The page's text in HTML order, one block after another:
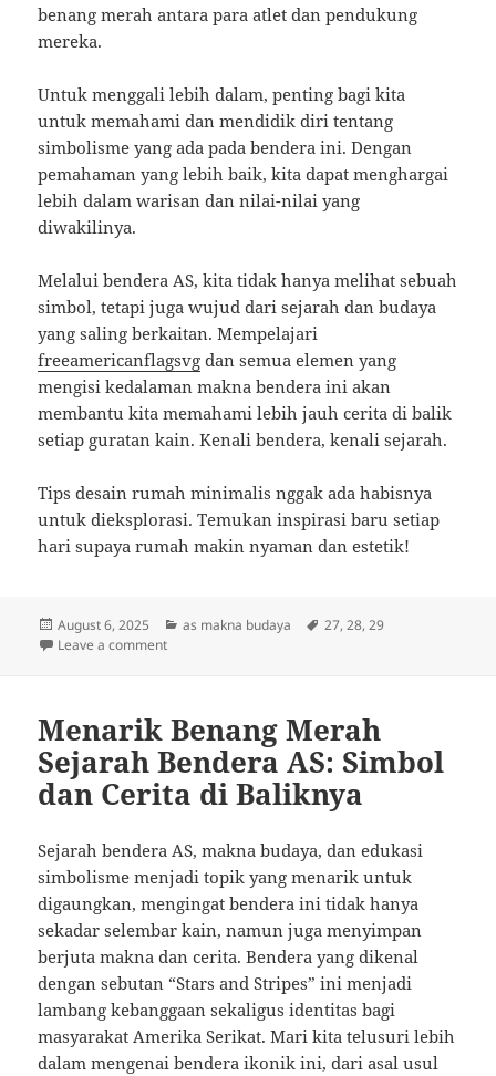
benang merah antara para atlet dan pendukung
mereka.
Untuk menggali lebih dalam, penting bagi kita
untuk memahami dan mendidik diri tentang
simbolisme yang ada pada bendera ini. Dengan
pemahaman yang lebih baik, kita dapat menghargai
lebih dalam warisan dan nilai-nilai yang
diwakilinya.
Melalui bendera AS, kita tidak hanya melihat sebuah
simbol, tetapi juga wujud dari sejarah dan budaya
yang saling berkaitan. Mempelajari
freeamericanflagsvg dan semua elemen yang
mengisi kedalaman makna bendera ini akan
membantu kita memahami lebih jauh cerita di balik
setiap guratan kain. Kenali bendera, kenali sejarah.
Tips desain rumah minimalis nggak ada habisnya
untuk dieksplorasi. Temukan inspirasi baru setiap
hari supaya rumah makin nyaman dan estetik!
Posted
on
August 6, 2025 Categories
as makna budaya Tags
27,28,29
Leave a commenton Menelusuri Bendera AS: Simbolisme, Budaya,
Menarik Benang Merah
Sejarah Bendera AS: Simbol
dan Cerita di Baliknya
Sejarah bendera AS, makna budaya, dan edukasi
simbolisme menjadi topik yang menarik untuk
digaungkan, mengingat bendera ini tidak hanya
sekadar selembar kain, namun juga menyimpan
berjuta makna dan cerita. Bendera yang dikenal
dengan sebutan “Stars and Stripes” ini menjadi
lambang kebanggaan sekaligus identitas bagi
masyarakat Amerika Serikat. Mari kita telusuri lebih
dalam mengenai bendera ikonik ini, dari asal usul